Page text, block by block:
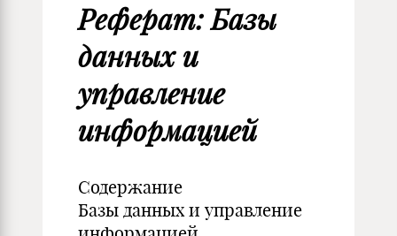
Реферат: Базы
данных и
управление
информацией
Содержание
Базы данных и управление